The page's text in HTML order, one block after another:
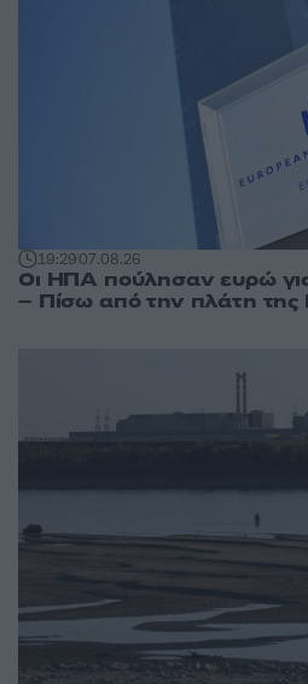
19:2907.08.26
Οι ΗΠΑ πούλησαν ευρώ
– Πίσω από την πλάτη